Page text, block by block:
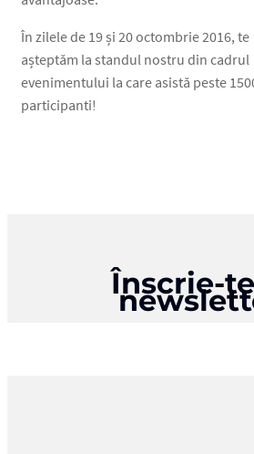
În zilele de 19 și 20 octombrie 2016, te
așteptăm la standul nostru din cadrul
evenimentului la care asistă peste
participanti!
Înscrie-